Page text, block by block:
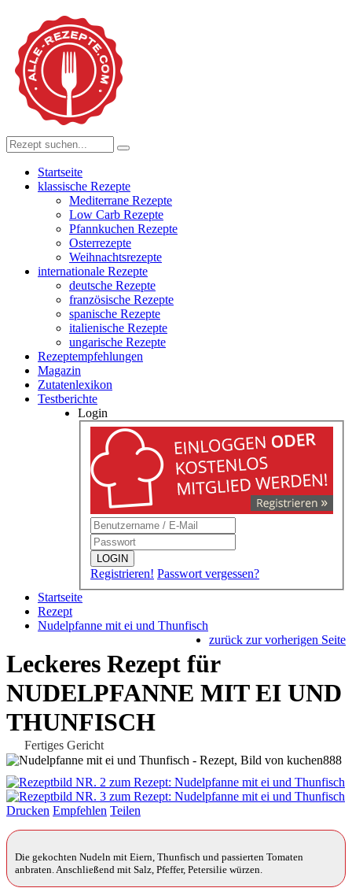
Startseite
klassische Rezepte
Mediterrane Rezepte
Low Carb Rezepte
Pfannkuchen Rezepte
Osterrezepte
Weihnachtsrezepte
internationale Rezepte
deutsche Rezepte
französische Rezepte
spanische Rezepte
italienische Rezepte
ungarische Rezepte
Rezeptempfehlungen
Magazin
Zutatenlexikon
Testberichte
Login
LOGIN
Registrieren! Passwort vergessen?
Startseite
Rezept
Nudelpfanne mit ei und Thunfisch
zurück zur vorherigen Seite
Leckeres Rezept für
NUDELPFANNE MIT EI UND
THUNFISCH
Fertiges Gericht
Drucken Empfehlen Teilen
Die gekochten Nudeln mit Eiern, Thunfisch und passierten Tomaten
anbraten. Anschließend mit Salz, Pfeffer, Petersilie würzen.